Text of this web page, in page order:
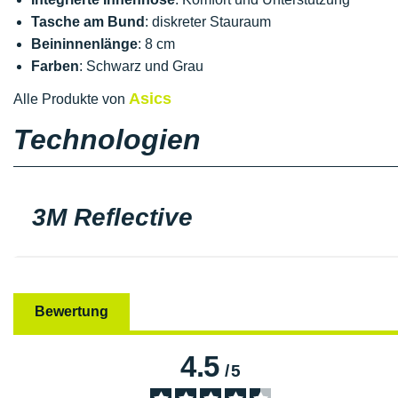
Tasche am Bund : diskreter Stauraum
Beininnenlänge: 8 cm
Farben: Schwarz und Grau
Alle Produkte von Asics
Technologien
3M Reflective
Bewertung
4.5/5